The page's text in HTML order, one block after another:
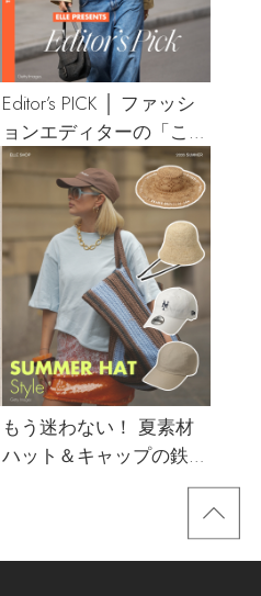
Editor’s PICK │ ファッシ
ョンエディターの「これ
買い！」リスト
もう迷わない！ 夏素材
ハット＆キャップの鉄板